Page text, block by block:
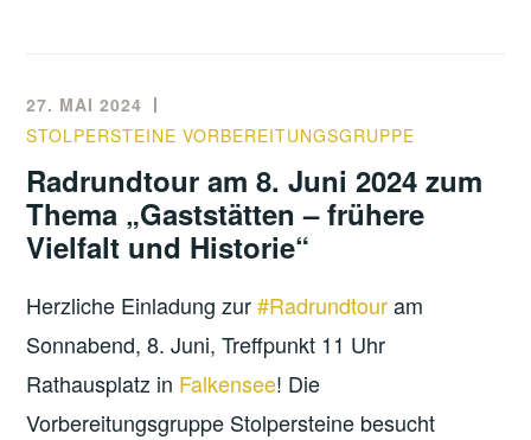
27. MAI 2024
STOLPERSTEINE VORBEREITUNGSGRUPPE
Radrundtour am 8. Juni 2024 zum
Thema „Gaststätten – frühere
Vielfalt und Historie“
Herzliche Einladung zur#Radrundtouram
Sonnabend, 8. Juni, Treffpunkt 11 Uhr
Rathausplatz in Falkensee! Die
Vorbereitungsgruppe Stolpersteine besucht